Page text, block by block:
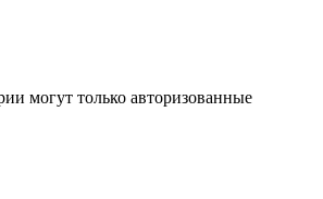
могут только авторизованные